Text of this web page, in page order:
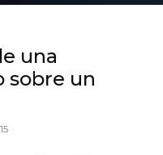
una
sobre un